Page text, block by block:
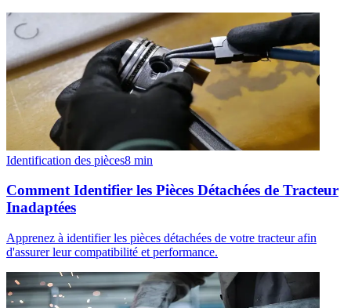
Identification des pièces8 min
Comment Identifier les Pièces Détachées de Tracteur
Inadaptées
Apprenez à identifier les pièces détachées de votre tracteur afin
d'assurer leur compatibilité et performance.